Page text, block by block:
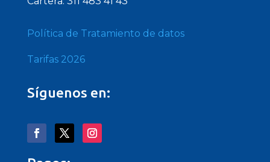
Política de Tratamiento de datos
Tarifas 2026
Síguenos en: